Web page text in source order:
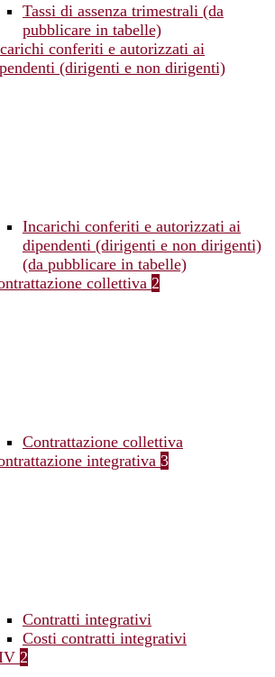
Tassi di assenza trimestrali (da
pubblicare in tabelle)
conferiti e autorizzati ai
(dirigenti e non dirigenti)
Incarichi conferiti e autorizzati ai
dipendenti (dirigenti e non dirigenti)
(da pubblicare in tabelle)
collettiva 2
Contrattazione collettiva
integrativa 3
Contratti integrativi
Costi contratti integrativi
2